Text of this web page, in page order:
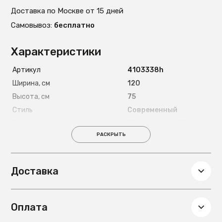
Характеристики
Артикул
4103338h
Ширина, см
120
Высота, см
75
Стиль
Современный
Черный
Глубина, см
Вес, кг
Ширина в разложенном виде,
160
Цвет столешницы
РАСКРЫТЬ
Доставка
Оплата
Доставка по Москве от 15 дней
Самовывоз: бесплатно